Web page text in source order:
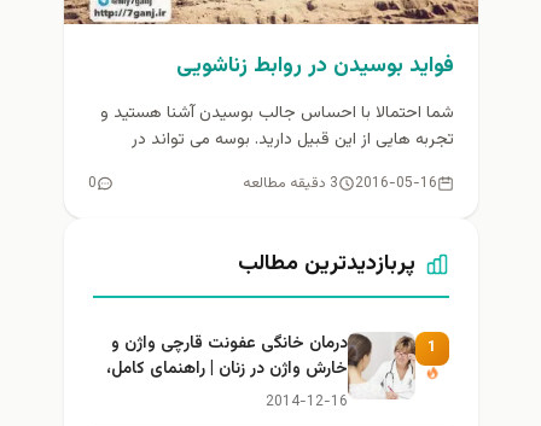
فواید بوسیدن در روابط زناشویی
شما احتمالا با احساس جالب بوسیدن آشنا هستید و
تجربه هایی از این قبیل دارید. بوسه می تواند در
2016-05-16 3 دقیقه مطالعه 0
پربازدیدترین مطالب
1
درمان خانگی عفونت قارچی واژن و
خارش واژن در زنان | راهنمای کامل،
ایمن و کاربردی
2014-12-16